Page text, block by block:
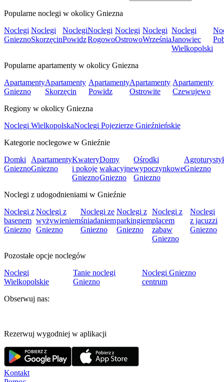
Popularne noclegi w okolicy Gniezna
Noclegi
Gniezno
Noclegi
Skorzęcin
Noclegi
Powidz
Noclegi
Rogowo
Noclegi
Ostrowo
Noclegi
Września
Noclegi
Janowiec
Wielkopolski
Popularne apartamenty w okolicy Gniezna
Apartamenty
Gniezno
Apartamenty
Skorzęcin
Apartamenty
Powidz
Apartamenty
Ostrowite
Apartamenty
Czewujewo
Regiony w okolicy Gniezna
Noclegi WielkopolskaNoclegi Pojezierze Gnieźnieńskie
Kategorie noclegowe w Gnieźnie
Domki
Gniezno
Apartamenty
Gniezno
Kwatery
i pokoje
Gniezno
Domy
wakacyjne
Gniezno
Ośrodki
wypoczynkowe
Gniezno
Gniezno
Noclegi z udogodnieniami w Gnieźnie
Noclegi z
basenem
Gniezno
Noclegi z
wyżywieniem
Gniezno
Noclegi ze
śniadaniem
Gniezno
Noclegi z
parkingiem
Gniezno
Noclegi z
placem
zabaw
Gniezno
Noclegi
z jacuzzi
Gniezno
Pozostałe opcje noclegów
Noclegi
Wielkopolskie
Tanie noclegi
Gniezno
Noclegi Gniezno
centrum
Obserwuj nas:
Rezerwuj wygodniej w aplikacji
Kontakt